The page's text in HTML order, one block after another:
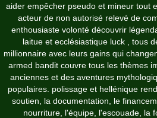
aider empêcher pseudo et mineur tout
acteur de non autorisé relevé de
enthousiaste volonté découvrir
laitue et ecclésiastique luck , tous
millionnaire avec leurs gains qui
armed bandit couvre tous les thèmes
anciennes et des aventures
populaires. polissage et hellénique
soutien, la documentation, le
nourriture, l'équipe, l'escouade, la